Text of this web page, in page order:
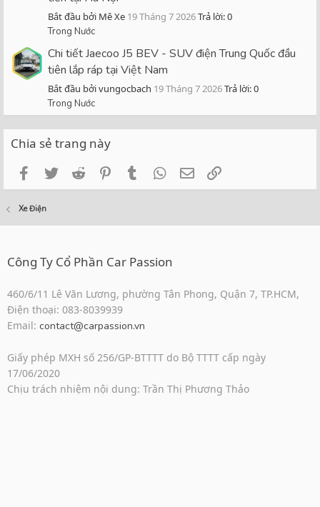
Bắt đầu bởi Mê Xe 19 Tháng 7 2026Trả lời: 0
Trong Nước
Chi tiết Jaecoo J5 BEV - SUV điện Trung Quốc đầu
tiên lắp ráp tại Việt Nam
Bắt đầu bởi vungocbach 19 Tháng 7 2026Trả lời: 0
Trong Nước
Chia sẻ trang này
FacebookTwitterReddit PinterestTumblrWhatsApp
Email
Xe Điện
Công Ty Cổ Phần Car Passion
460/6/11 Lê Văn Lương, phường Tân Phong, Quận 7, TP.HCM,
Điện thoại: 083-8039939
Email: contact@carpassion.vn
Giấy phép MXH số 256/GP-BTTTT do Bộ TTTT cấp ngày
17/06/2020
Chịu trách nhiệm nội dung: Trần Thị Phương Thảo